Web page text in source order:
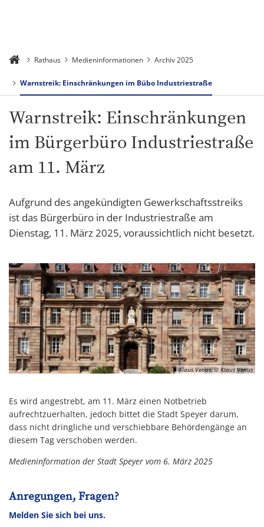
Rathaus Medieninformationen Archiv 2025
Warnstreik: Einschränkungen im Bübo Industriestraße
Warnstreik: Einschränkungen
im Bürgerbüro Industriestraße
am 11. März
Aufgrund des angekündigten Gewerkschaftsstreiks
ist das Bürgerbüro in der Industriestraße am
Dienstag, 11. März 2025, voraussichtlich nicht besetzt.
Klaus Venus, © Klaus Venus
Es wird angestrebt, am 11. März einen Notbetrieb
aufrechtzuerhalten, jedoch bittet die Stadt Speyer darum,
dass nicht dringliche und verschiebbare Behördengänge an
diesem Tag verschoben werden.
Medieninformation der Stadt Speyer vom 6. März 2025
Anregungen, Fragen?
Melden Sie sich bei uns.